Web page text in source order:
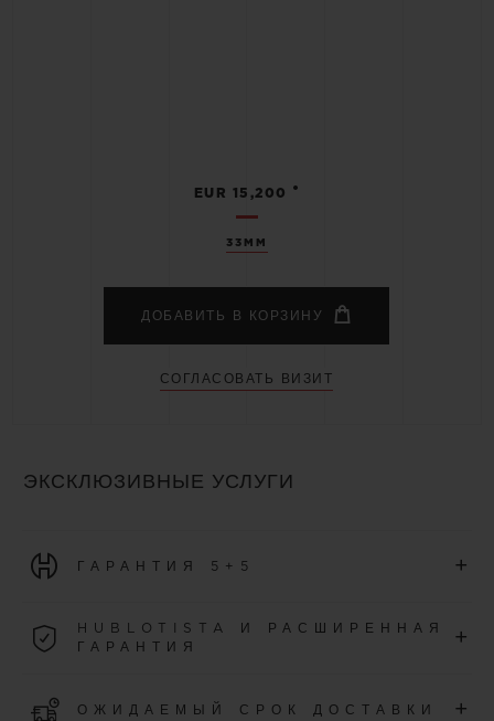
33MM
EUR 15,200 •
ДОБАВИТЬ В КОРЗИНУ
СОГЛАСОВАТЬ ВИЗИТ
ЭКСКЛЮЗИВНЫЕ УСЛУГИ
ГАРАНТИЯ 5+5 +
2026 года, распространяется международная гарантия
УЗНАТЬ БОЛЬШЕ
HUBLOTISTA И РАСШИРЕННАЯ
ГАРАНТИЯ
+
дополнительные 5 лет гарантии (при соблюдении условий)
ОЖИДАЕМЫЙ СРОК ДОСТАВКИ +